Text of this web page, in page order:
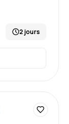
2 jours